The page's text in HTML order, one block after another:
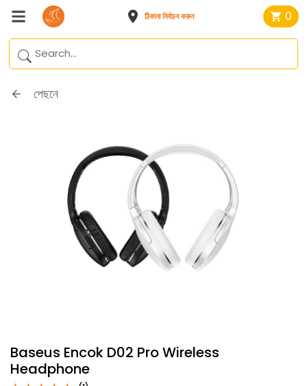
ঠিকানা নির্বাচন করুন 0
পেছনে
Baseus Encok D02 Pro Wireless
Headphone